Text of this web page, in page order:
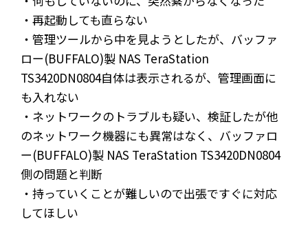
・再起動しても直らない
・管理ツールから中を見ようとしたが、バッファ
ロー(BUFFALO)製 NAS TeraStation
TS3420DN0804自体は表示されるが、管理画面に
も入れない
・ネットワークのトラブルも疑い、検証したが他
のネットワーク機器にも異常はなく、バッファロ
ー(BUFFALO)製 NAS TeraStation TS3420DN0804
側の問題と判断
・持っていくことが難しいので出張ですぐに対応
してほしい